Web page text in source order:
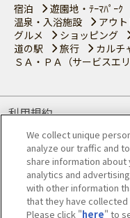
宿泊
遊園地・ﾃｰﾏﾊﾟｰｸ
温泉・入浴施設
アウ
グルメ
ショッピング
道の駅
旅行
カルチ
ＳＡ・ＰＡ（サービスエリ
利用規約
個人情報の取り扱いに
会員優待サービスの提
JAFホームページ
We collect unique
analyze our traffic and
share information
analytics and
with other information
that they have
Please click "here" to